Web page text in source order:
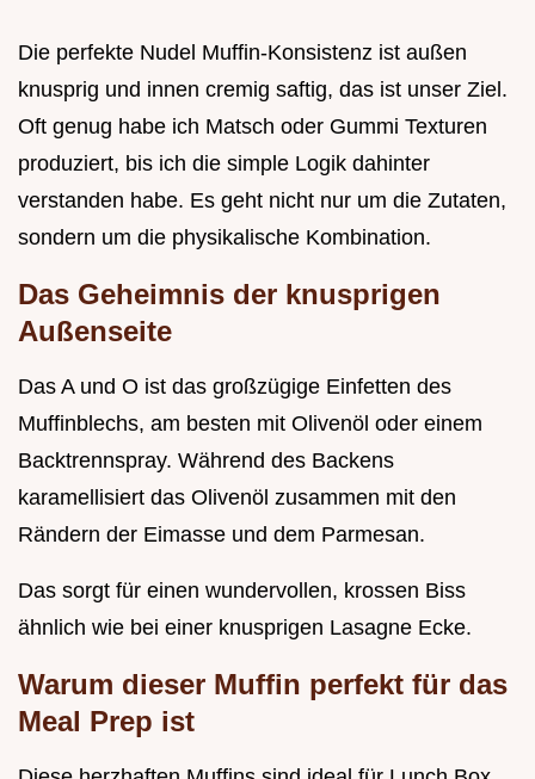
Die perfekte Nudel Muffin-Konsistenz ist außen
knusprig und innen cremig saftig, das ist unser Ziel.
Oft genug habe ich Matsch oder Gummi Texturen
produziert, bis ich die simple Logik dahinter
verstanden habe. Es geht nicht nur um die Zutaten,
sondern um die physikalische Kombination.
Das Geheimnis der knusprigen
Außenseite
Das A und O ist das großzügige Einfetten des
Muffinblechs, am besten mit Olivenöl oder einem
Backtrennspray. Während des Backens
karamellisiert das Olivenöl zusammen mit den
Rändern der Eimasse und dem Parmesan.
Das sorgt für einen wundervollen, krossen Biss
ähnlich wie bei einer knusprigen Lasagne Ecke.
Warum dieser Muffin perfekt für das
Meal Prep ist